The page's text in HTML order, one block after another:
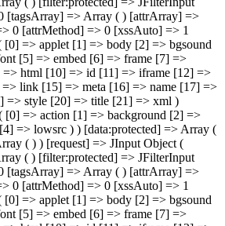
[tagsArray] => Array ( ) [attrArray] =>
0 [attrMethod] => 0 [xssAuto] => 1
=> applet [1] => body [2] => bgsound
[5] => embed [6] => frame [7] =>
=> html [10] => id [11] => iframe [12] =>
link [15] => meta [16] => name [17] =>
=> style [20] => title [21] => xml )
[0] => action [1] => background [2] =>
=> lowsrc ) ) [data:protected] => Array (
( ) ) [request] => JInput Object (
( ) [filter:protected] => JFilterInput
[tagsArray] => Array ( ) [attrArray] =>
0 [attrMethod] => 0 [xssAuto] => 1
=> applet [1] => body [2] => bgsound
[5] => embed [6] => frame [7] =>